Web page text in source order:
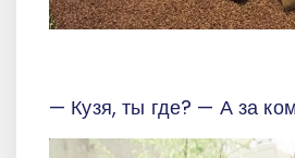
— Кузя, ты где? — А за